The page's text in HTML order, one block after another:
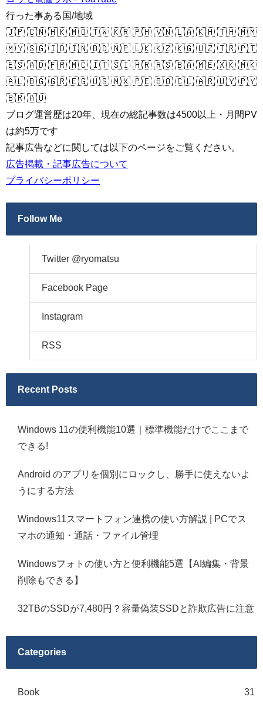
行った事ある国/地域
🇯🇵 🇨🇳 🇭🇰 🇲🇴 🇹🇼 🇰🇷 🇵🇭 🇻🇳 🇱🇦 🇰🇭 🇹🇭 🇲🇲
🇲🇾 🇸🇬 🇮🇩 🇮🇳 🇧🇩 🇳🇵 🇱🇰 🇰🇿 🇰🇬 🇺🇿 🇹🇷 🇵🇹
🇪🇸 🇦🇩 🇫🇷 🇲🇨 🇮🇹 🇸🇮 🇭🇷 🇷🇸 🇧🇦 🇲🇪 🇽🇰 🇲🇰
🇦🇱 🇧🇬 🇬🇷 🇪🇬 🇺🇸 🇲🇽 🇵🇪 🇧🇴 🇨🇱 🇦🇷 🇺🇾 🇵🇾
🇧🇷 🇦🇺
ブログ運営歴は20年、現在の総記事数は4500以上・月間PV
は約5万です
記事広告などに関しては以下のページをご覧ください。
広告掲載・記事広告について
プライバシーポリシー
Follow Me
Twitter @ryomatsu
Facebook Page
Instagram
RSS
Recent Posts
Windows 11の便利機能10選｜標準機能だけでここまで
できる!
Android のアプリを個別にロックし、勝手に使えないよ
うにする方法
Windows11スマートフォン連携の使い方解説 | PCでス
マホの通知・通話・ファイル管理
Windowsフォトの使い方と便利機能5選【AI編集・背景
削除もできる】
32TBのSSDが7,480円？容量偽装SSDと詐欺広告に注意
Categories
Book 31